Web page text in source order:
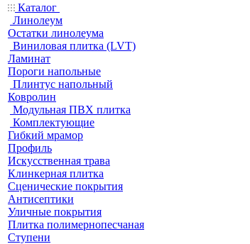
Каталог
Линолеум
Остатки линолеума
Виниловая плитка (LVT)
Ламинат
Пороги напольные
Плинтус напольный
Ковролин
Модульная ПВХ плитка
Комплектующие
Гибкий мрамор
Профиль
Искусственная трава
Клинкерная плитка
Сценические покрытия
Антисептики
Уличные покрытия
Плитка полимернопесчаная
Ступени